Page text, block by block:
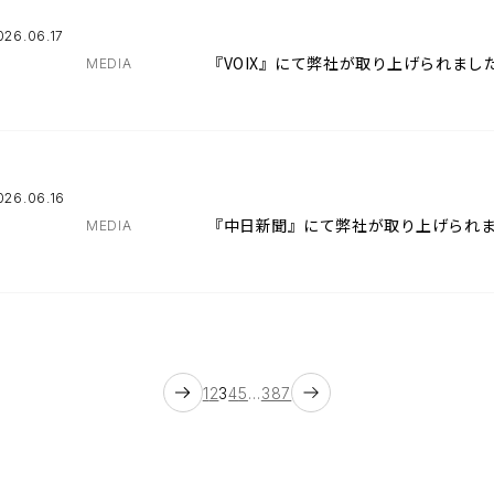
MEDIA
『VOIX』にて弊社が取り上げられました
MEDIA
『中日新聞』にて弊社が取り上げられま
12345…387